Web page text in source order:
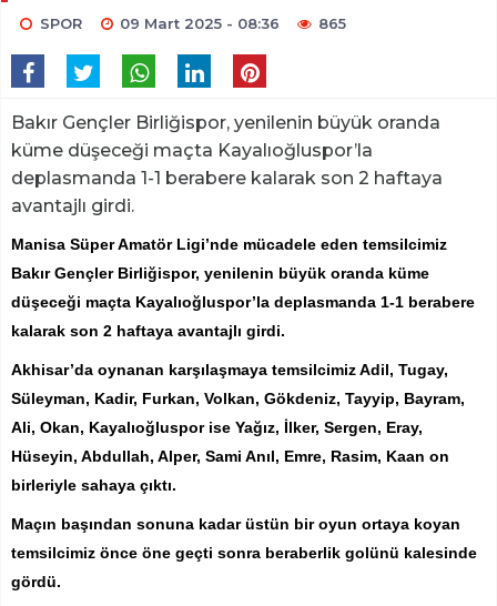
SPOR 09 Mart 2025 - 08:36 865
Bakır Gençler Birliğispor, yenilenin büyük oranda
küme düşeceği maçta Kayalıoğluspor’la
deplasmanda 1-1 berabere kalarak son 2 haftaya
avantajlı girdi.
Manisa Süper Amatör Ligi’nde mücadele eden temsilcimiz
Bakır Gençler Birliğispor, yenilenin büyük oranda küme
düşeceği maçta Kayalıoğluspor’la deplasmanda 1-1 berabere
kalarak son 2 haftaya avantajlı girdi.
Akhisar’da oynanan karşılaşmaya temsilcimiz Adil, Tugay,
Süleyman, Kadir, Furkan, Volkan, Gökdeniz, Tayyip, Bayram,
Ali, Okan, Kayalıoğluspor ise Yağız, İlker, Sergen, Eray,
Hüseyin, Abdullah, Alper, Sami Anıl, Emre, Rasim, Kaan on
birleriyle sahaya çıktı.
Maçın başından sonuna kadar üstün bir oyun ortaya koyan
temsilcimiz önce öne geçti sonra beraberlik golünü kalesinde
gördü.